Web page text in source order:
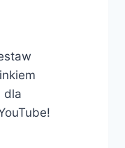
dla